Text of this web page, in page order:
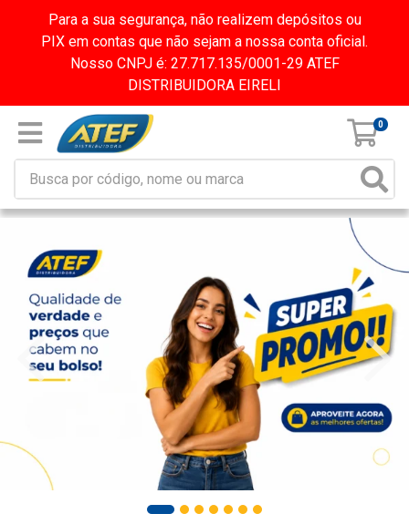
Para a sua segurança, não realizem depósitos ou
PIX em contas que não sejam a nossa conta oficial.
Nosso CNPJ é: 27.717.135/0001-29 ATEF
DISTRIBUIDORA EIRELI
0